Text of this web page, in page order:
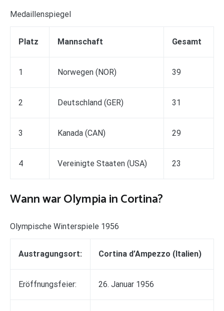
Medaillenspiegel
Platz Mannschaft Gesamt
1 Norwegen (NOR) 39
2 Deutschland (GER) 31
3 Kanada (CAN) 29
4 Vereinigte Staaten (USA) 23
Wann war Olympia in Cortina?
Olympische Winterspiele 1956
Austragungsort: Cortina d’Ampezzo (Italien)
Eröffnungsfeier: 26. Januar 1956